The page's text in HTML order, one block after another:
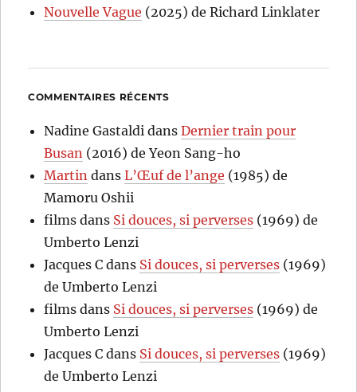
Nouvelle Vague (2025) de Richard Linklater
COMMENTAIRES RÉCENTS
Nadine Gastaldi dansDernier train pour
Busan (2016) de Yeon Sang-ho
Martin dansL’Œuf de l’ange (1985) de
Mamoru Oshii
films dans Si douces, si perverses (1969) de
Umberto Lenzi
Jacques C dans Si douces, si perverses (1969)
de Umberto Lenzi
films dans Si douces, si perverses (1969) de
Umberto Lenzi
Jacques C dans Si douces, si perverses (1969)
de Umberto Lenzi